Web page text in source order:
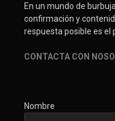
En un mundo de
confirmación y
respuesta posible es el
CONTACTA CON
Nombre